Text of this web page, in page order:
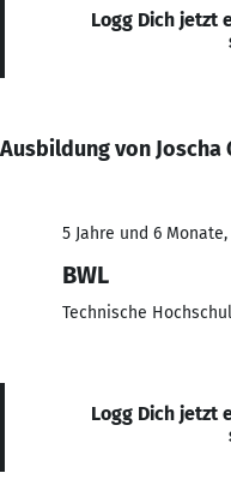
Logg Dich jetzt
Ausbildung von Joscha
5 Jahre und 6
BWL
Technische
Logg Dich jetzt